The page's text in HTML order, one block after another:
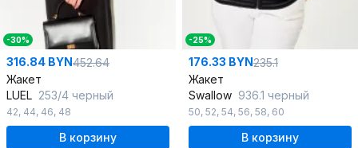
-30%
316.84 BYN452.64
Жакет
LUEL 253/4 черный
42, 44, 46, 48
В корзину
-25%
176.33 BYN235.1
Жакет
Swallow 936.1 черный
50, 52, 54, 56, 58, 60
В корзину